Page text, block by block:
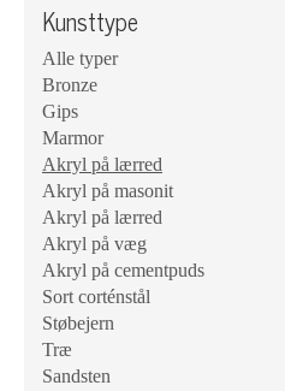
Kunsttype
Alle typer
Bronze
Gips
Marmor
Akryl på lærred
Akryl på masonit
Akryl på lærred
Akryl på væg
Akryl på cementpuds
Sort corténstål
Støbejern
Træ
Sandsten